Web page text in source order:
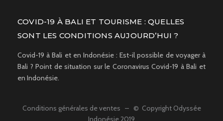
COVID-19 À BALI ET TOURISME : QUELLES
SONT LES CONDITIONS AUJOURD’HUI ?
Covid-19 à Bali et en Indonésie : Est-il possible de voyager à
Bali ? Point de situation sur le Coronavirus Covid-19 à Bali et
en Indonésie.
Conditions générales de ventes – © Copyright Odyssée
Indonésie 2019